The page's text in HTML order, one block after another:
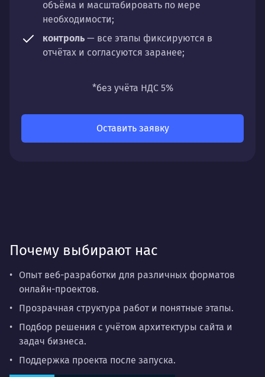
объёма и масштабировать по мере
необходимости;
контроль — все этапы фиксируются в
отчётах и согласуются заранее;
направлений: стратегии, настройки,
*без учёта НДС 5%
Оставить заявку
Почему выбирают нас
Опыт веб-разработки для различных форматов
онлайн-проектов.
Прозрачная структура работ и понятные этапы.
Подбор решения с учётом архитектуры сайта и
задач бизнеса.
Поддержка проекта после запуска.